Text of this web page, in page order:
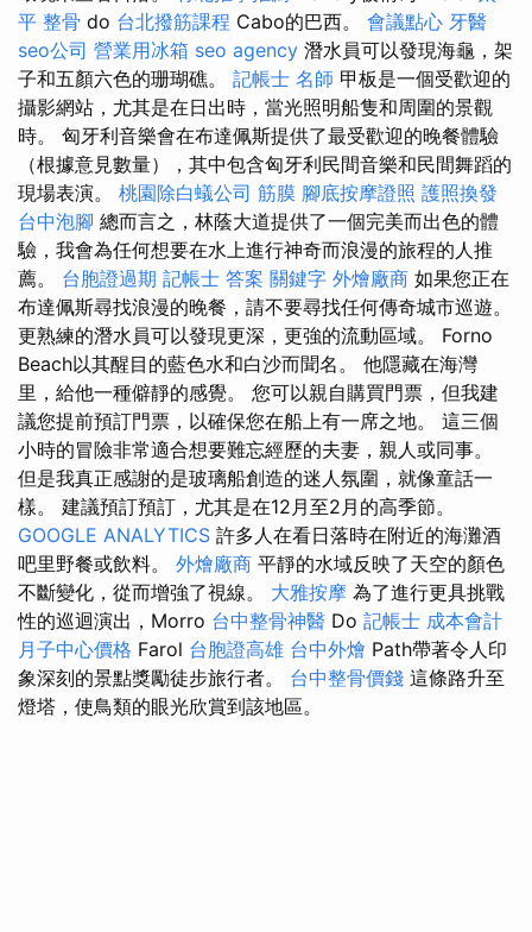
平 整骨 do 台北撥筋課程 Cabo的巴西。 會議點心 牙醫
seo公司 營業用冰箱 seo agency 潛水員可以發現海龜，架
子和五顏六色的珊瑚礁。 記帳士 名師 甲板是一個受歡迎的
攝影網站，尤其是在日出時，當光照明船隻和周圍的景觀
時。 匈牙利音樂會在布達佩斯提供了最受歡迎的晚餐體驗
（根據意見數量），其中包含匈牙利民間音樂和民間舞蹈的
現場表演。 桃園除白蟻公司 筋膜 腳底按摩證照 護照換發
台中泡腳 總而言之，林蔭大道提供了一個完美而出色的體
驗，我會為任何想要在水上進行神奇而浪漫的旅程的人推
薦。 台胞證過期 記帳士 答案 關鍵字 外燴廠商 如果您正在
布達佩斯尋找浪漫的晚餐，請不要尋找任何傳奇城市巡遊。
更熟練的潛水員可以發現更深，更強的流動區域。 Forno
Beach以其醒目的藍色水和白沙而聞名。 他隱藏在海灣
里，給他一種僻靜的感覺。 您可以親自購買門票，但我建
議您提前預訂門票，以確保您在船上有一席之地。 這三個
小時的冒險非常適合想要難忘經歷的夫妻，親人或同事。
但是我真正感謝的是玻璃船創造的迷人氛圍，就像童話一
樣。 建議預訂預訂，尤其是在12月至2月的高季節。
GOOGLE ANALYTICS 許多人在看日落時在附近的海灘酒
吧里野餐或飲料。 外燴廠商 平靜的水域反映了天空的顏色
不斷變化，從而增強了視線。 大雅按摩 為了進行更具挑戰
性的巡迴演出，Morro 台中整骨神醫 Do 記帳士 成本會計
月子中心價格 Farol 台胞證高雄 台中外燴 Path帶著令人印
象深刻的景點獎勵徒步旅行者。 台中整骨價錢 這條路升至
燈塔，使鳥類的眼光欣賞到該地區。